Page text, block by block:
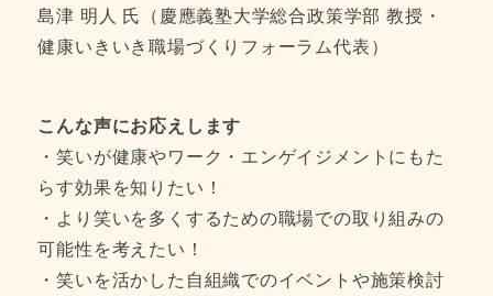
島津 明人 氏（慶應義塾大学総合政策学部 教授・
健康いきいき職場づくりフォーラム代表）
こんな声にお応えします
・笑いが健康やワーク・エンゲイジメントにもた
らす効果を知りたい！
・より笑いを多くするための職場での取り組みの
可能性を考えたい！
・笑いを活かした自組織でのイベントや施策検討